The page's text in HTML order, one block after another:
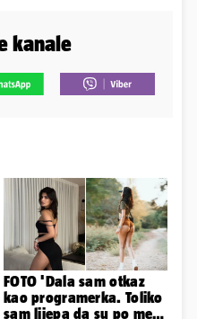
kanale
FOTO 'Dala sam otkaz
kao programerka. Toliko
sam lijepa da su po meni